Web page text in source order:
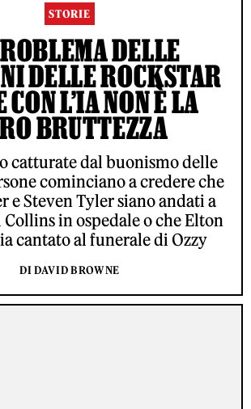
STORIE
DELLE
DELLE ROCKSTAR
CON L’IA NON È LA
BRUTTEZZA
catturate dal buonismo delle
cominciano a credere che
e Steven Tyler siano andati a
in ospedale o che Elton
cantato al funerale di Ozzy
DI DAVID BROWNE